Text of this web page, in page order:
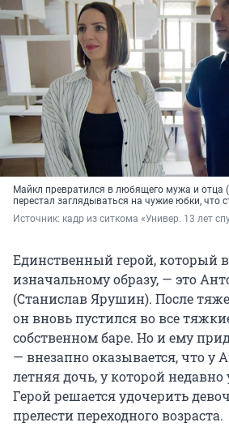
Майкл превратился в любящего мужа и отца
перестал заглядываться на чужие юбки, что
Источник: кадр из ситкома «Универ. 13 лет
Единственный герой, который
изначальному образу, — это
(Станислав Ярушин). После
он вновь пустился во все
собственном баре. Но и ему
— внезапно оказывается, что у
летняя дочь, у которой
Герой решается удочерить
прелести переходного возраста.